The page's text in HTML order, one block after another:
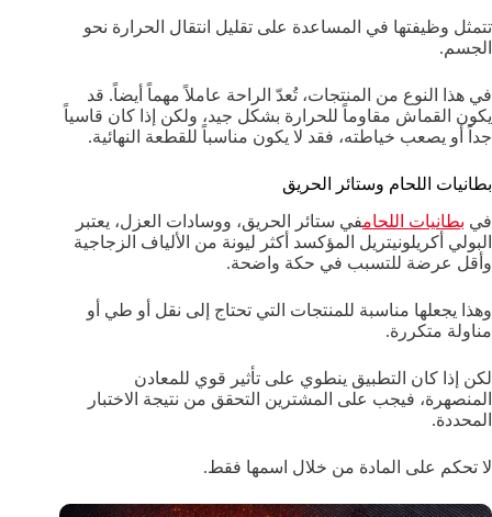
تتمثل وظيفتها في المساعدة على تقليل انتقال الحرارة نحو
الجسم.
في هذا النوع من المنتجات، تُعدّ الراحة عاملاً مهماً أيضاً. قد
يكون القماش مقاوماً للحرارة بشكل جيد، ولكن إذا كان قاسياً
جداً أو يصعب خياطته، فقد لا يكون مناسباً للقطعة النهائية.
بطانيات اللحام وستائر الحريق
في بطانيات اللحامفي ستائر الحريق، ووسادات العزل، يعتبر
البولي أكريلونيتريل المؤكسد أكثر ليونة من الألياف الزجاجية
وأقل عرضة للتسبب في حكة واضحة.
وهذا يجعلها مناسبة للمنتجات التي تحتاج إلى نقل أو طي أو
مناولة متكررة.
لكن إذا كان التطبيق ينطوي على تأثير قوي للمعادن
المنصهرة، فيجب على المشترين التحقق من نتيجة الاختبار
المحددة.
لا تحكم على المادة من خلال اسمها فقط.